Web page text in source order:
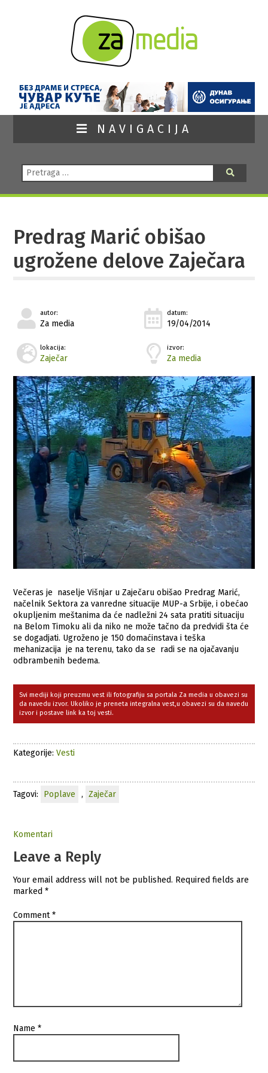
NAVIGACIJA
Pretraga:
Predrag Marić obišao
ugrožene delove Zaječara
autor:
Za media
datum:
19/04/2014
lokacija:
Zaječar
izvor:
Za media
Večeras je naselje Višnjar u Zaječaru obišao Predrag Marić,
načelnik Sektora za vanredne situacije MUP-a Srbije, i obećao
okupljenim meštanima da će nadležni 24 sata pratiti situaciju
na Belom Timoku ali da niko ne može tačno da predvidi šta će
se dogadjati. Ugroženo je 150 domaćinstava i teška
mehanizacija je na terenu, tako da se radi se na ojačavanju
odbrambenih bedema.
Svi mediji koji preuzmu vest ili fotografiju sa portala Za media u obavezi su
da navedu izvor. Ukoliko je preneta integralna vest,u obavezi su da navedu
izvor i postave link ka toj vesti.
Kategorije:Vesti
Tagovi: Poplave , Zaječar
Komentari
Leave a Reply
Your email address will not be published. Required fields are
marked*
Comment*
Name*